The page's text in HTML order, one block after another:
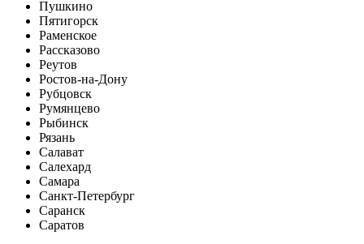
Пушкино
Пятигорск
Раменское
Рассказово
Реутов
Ростов-на-Дону
Рубцовск
Румянцево
Рыбинск
Рязань
Салават
Салехард
Самара
Санкт-Петербург
Саранск
Саратов